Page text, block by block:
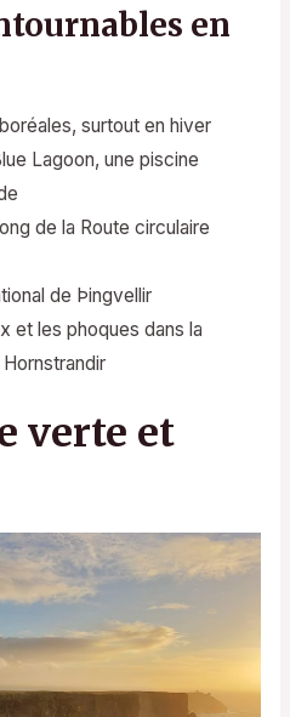
en
surtout en hiver
Lagoon, une piscine
de la Route circulaire
de Þingvellir
et les phoques dans la
verte et